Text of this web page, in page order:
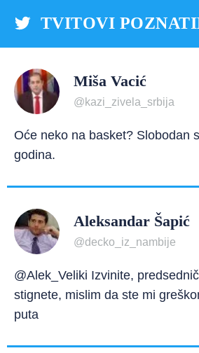
TVITOVI
Miša Vacić
@kazi_zivela_srbija
Oće neko na basket? Slobodan
godina.
Aleksandar Šapić
@decko_iz_nambije
@Alek_Veliki Izvinite,
stignete, mislim da ste mi
puta